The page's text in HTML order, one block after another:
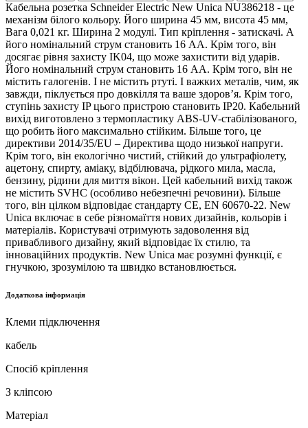
Кабельна розетка Schneider Electric New Unica NU386218 - це
механізм білого кольору. Його ширина 45 мм, висота 45 мм,
Вага 0,021 кг. Ширина 2 модулі. Тип кріплення - затискачі. А
його номінальний струм становить 16 АА. Крім того, він
досягає рівня захисту IK04, що може захистити від ударів.
Його номінальний струм становить 16 АА. Крім того, він не
містить галогенів. І не містить ртуті. І важких металів, чим, як
завжди, піклується про довкілля та ваше здоров’я. Крім того,
ступінь захисту IP цього пристрою становить IP20. Кабельний
вихід виготовлено з термопластику ABS-UV-стабілізованого,
що робить його максимально стійким. Більше того, це
директиви 2014/35/EU – Директива щодо низької напруги.
Крім того, він екологічно чистий, стійкий до ультрафіолету,
ацетону, спирту, аміаку, відбілювача, рідкого мила, масла,
бензину, рідини для миття вікон. Цей кабельний вихід також
не містить SVHC (особливо небезпечні речовини). Більше
того, він цілком відповідає стандарту CE, EN 60670-22. New
Unica включає в себе різномаїття нових дизайнів, кольорів і
матеріалів. Користувачі отримують задоволення від
привабливого дизайну, який відповідає їх стилю, та
інноваційних продуктів. New Unica має розумні функції, є
гнучкою, зрозумілою та швидко встановлюється.
Додаткова інформація
Клеми підключення
кабель
Спосіб кріплення
З кліпсою
Матеріал